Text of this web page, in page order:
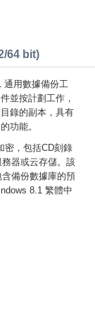
64 bit)
通用數據備份工
並按計劃工作，
錄的副本，具有
功能。
密，包括CD刻錄
器或云存儲。該
備份數據庫的預
8.1 繁體中